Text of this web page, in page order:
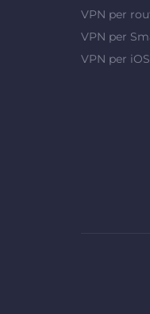
VPN per
VPN per
VPN per iOS